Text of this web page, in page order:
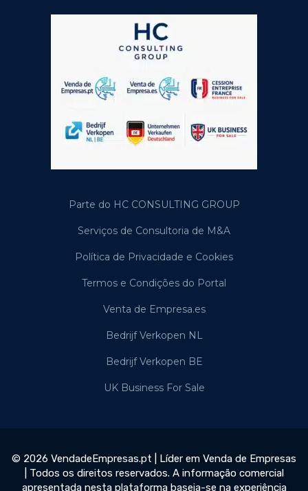
Parte do HC CONSULTING GROUP
Serviços de Consultoria de M&A
Política de Privacidade e Cookies
Termos e Condições do Portal
Venta de Empresa.es
Bedrijf Verkopen NL
Bedrijf Verkopen BE
UK Business For Sale
© 2026 VendadeEmpresas.pt | Líder em Venda de Empresas
| Todos os direitos reservados. A informação comercial
apresentada nesta plataforma baseia-se na experiência